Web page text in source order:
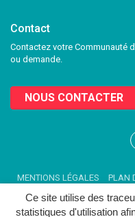
Ce site utilise des
statistiques d'utilisation
Contact
Contactez votre Communauté
ou demande.
NOUS CONTACTER
MENTIONS LÉGALES PLAN